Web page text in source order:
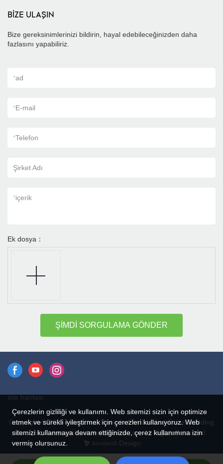
BİZE ULAŞIN
Bize gereksinimlerinizi bildirin, hayal edebileceğinizden daha
fazlasını yapabiliriz.
*ad
*E-mail
*Telefon
Şirket Adı
*içerik
Ek dosya：
ŞİMDİ SORGULAMA GÖNDER
site haritası
Copyright © 2026 Hangzhou Rongda Feather And Down Bedding
Co., Ltd. - www.globaldownfeathers.com All Rights Reserved.
Design
Çerezlerin gizliliği ve kullanımı. Web sitemizi sizin için optimize
etmek ve sürekli iyileştirmek için çerezleri kullanıyoruz. Web
sitemizi kullanmaya devam ettiğinizde, çerez kullanımına izin
vermiş olursunuz.